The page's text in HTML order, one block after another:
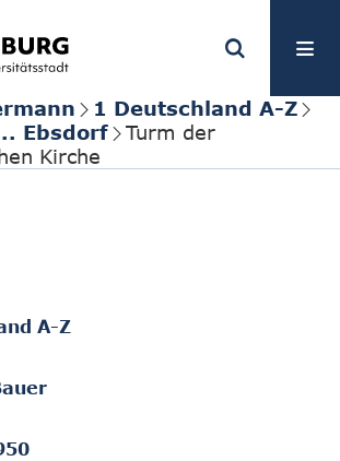
1 Deutschland A-Z
Ebsdorf
Turm der
Kirche
A-Z